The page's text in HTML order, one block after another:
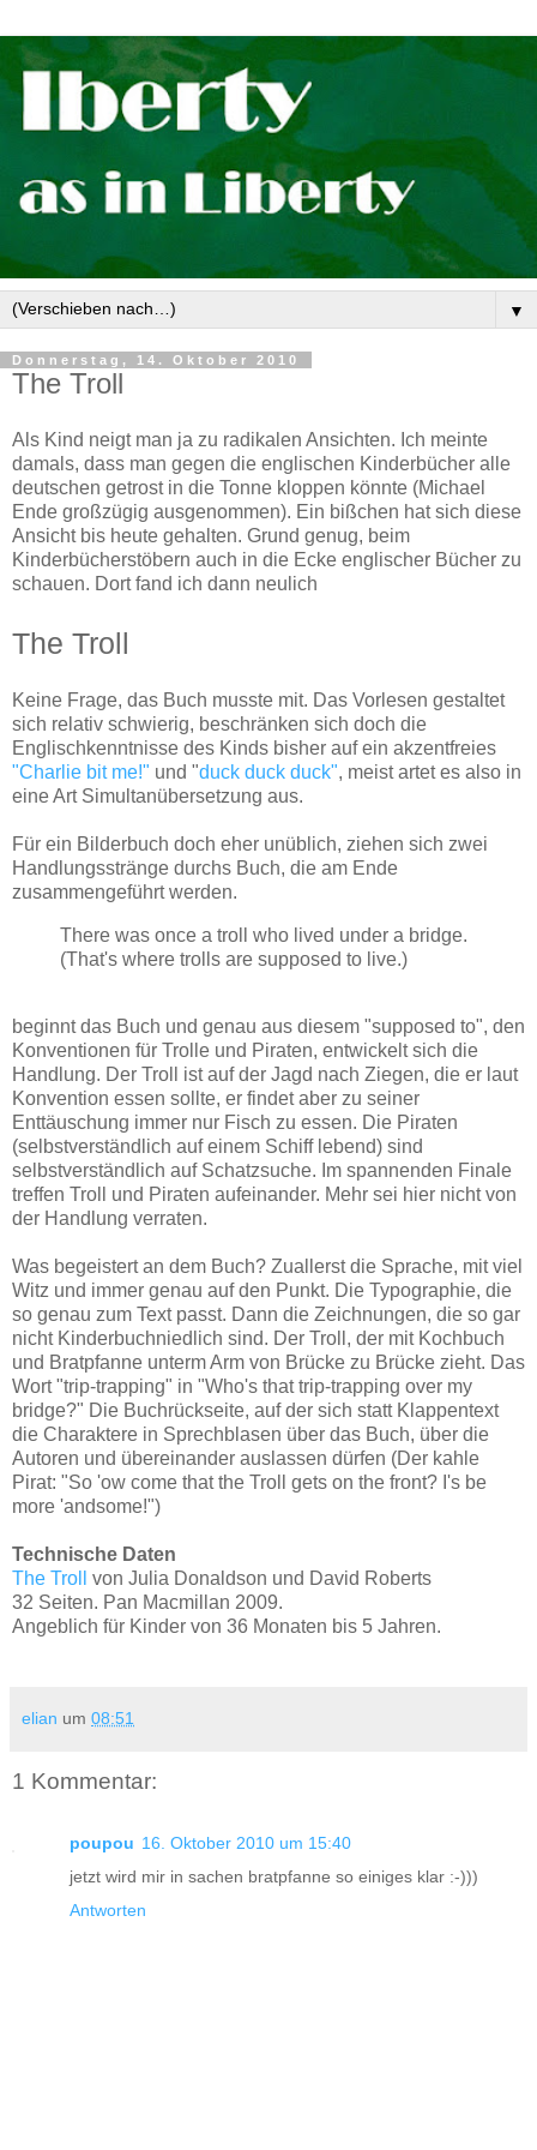
▼
Donnerstag, 14. Oktober 2010
The Troll
Als Kind neigt man ja zu radikalen Ansichten. Ich meinte
damals, dass man gegen die englischen Kinderbücher alle
deutschen getrost in die Tonne kloppen könnte (Michael
Ende großzügig ausgenommen). Ein bißchen hat sich diese
Ansicht bis heute gehalten. Grund genug, beim
Kinderbücherstöbern auch in die Ecke englischer Bücher zu
schauen. Dort fand ich dann neulich
The Troll
Keine Frage, das Buch musste mit. Das Vorlesen gestaltet
sich relativ schwierig, beschränken sich doch die
Englischkenntnisse des Kinds bisher auf ein akzentfreies
"Charlie bit me!" und "duck duck duck", meist artet es also in
eine Art Simultanübersetzung aus.
Für ein Bilderbuch doch eher unüblich, ziehen sich zwei
Handlungsstränge durchs Buch, die am Ende
zusammengeführt werden.
There was once a troll who lived under a bridge.
(That's where trolls are supposed to live.)
beginnt das Buch und genau aus diesem "supposed to", den
Konventionen für Trolle und Piraten, entwickelt sich die
Handlung. Der Troll ist auf der Jagd nach Ziegen, die er laut
Konvention essen sollte, er findet aber zu seiner
Enttäuschung immer nur Fisch zu essen. Die Piraten
(selbstverständlich auf einem Schiff lebend) sind
selbstverständlich auf Schatzsuche. Im spannenden Finale
treffen Troll und Piraten aufeinander. Mehr sei hier nicht von
der Handlung verraten.
Was begeistert an dem Buch? Zuallerst die Sprache, mit viel
Witz und immer genau auf den Punkt. Die Typographie, die
so genau zum Text passt. Dann die Zeichnungen, die so gar
nicht Kinderbuchniedlich sind. Der Troll, der mit Kochbuch
und Bratpfanne unterm Arm von Brücke zu Brücke zieht. Das
Wort "trip-trapping" in "Who's that trip-trapping over my
bridge?" Die Buchrückseite, auf der sich statt Klappentext
die Charaktere in Sprechblasen über das Buch, über die
Autoren und übereinander auslassen dürfen (Der kahle
Pirat: "So 'ow come that the Troll gets on the front? I's be
more 'andsome!")
Technische Daten
The Troll
von Julia Donaldson und David Roberts
32 Seiten. Pan Macmillan 2009.
Angeblich für Kinder von 36 Monaten bis 5 Jahren.
elian um 08:51
1 Kommentar:
poupou 16. Oktober 2010 um 15:40
jetzt wird mir in sachen bratpfanne so einiges klar :-)))
Antworten